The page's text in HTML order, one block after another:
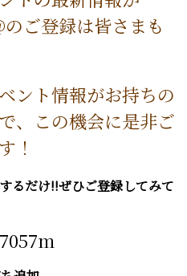
ご登録は皆さまも
ント情報がお持ちの
、この機会に是非ご
！
るだけ!!ぜひご登録してみて